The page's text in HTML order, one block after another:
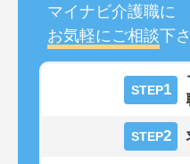
マイナビ介護職に
お気軽にご相談下
STEP1
STEP2